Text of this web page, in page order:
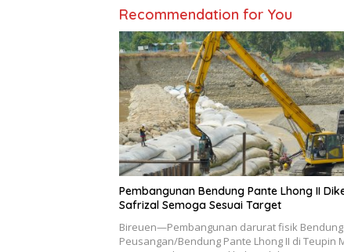
Recommendation for You
Pembangunan Bendung Pante Lhong II
Safrizal Semoga Sesuai Target
Bireuen—Pembangunan darurat fisik Bendung
Peusangan/Bendung Pante Lhong II di Teupin